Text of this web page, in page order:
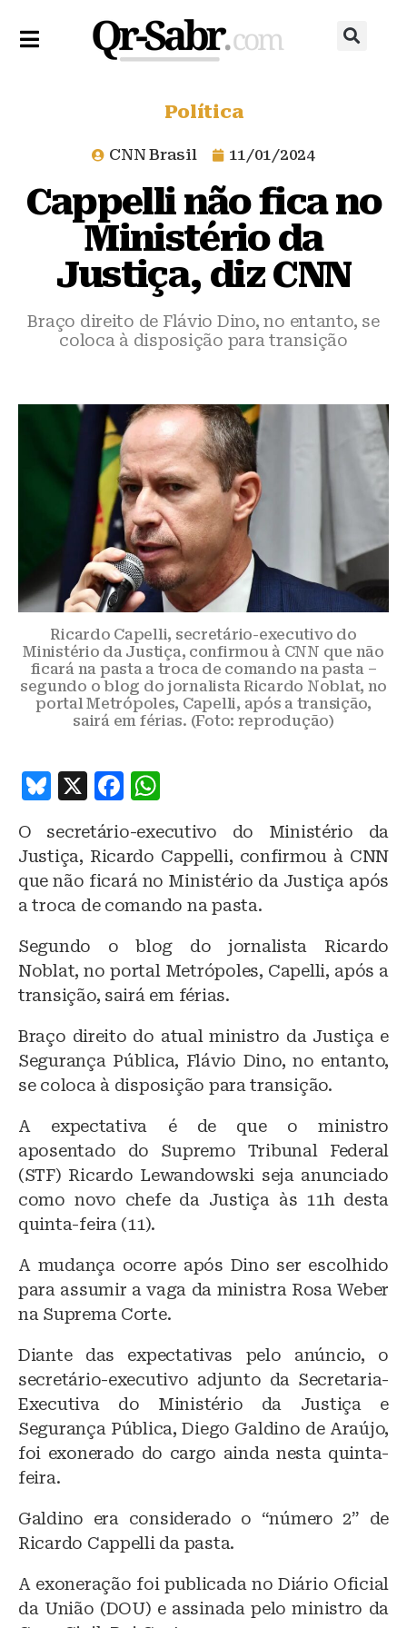
Política
CNN Brasil 11/01/2024
Cappelli não fica no
Ministério da
Justiça, diz CNN
Braço direito de Flávio Dino, no entanto, se
coloca à disposição para transição
Ricardo Capelli, secretário-executivo do
Ministério da Justiça, confirmou à CNN que não
ficará na pasta a troca de comando na pasta –
segundo o blog do jornalista Ricardo Noblat, no
portal Metrópoles, Capelli, após a transição,
sairá em férias. (Foto: reprodução)
B
e
s
k
X
F
c
e
b
o
o
k
at
s
A
p
O secretário-executivo do Ministério da
Justiça, Ricardo Cappelli, confirmou à CNN
que não ficará no Ministério da Justiça após
a troca de comando na pasta.
Segundo o blog do jornalista Ricardo
Noblat, no portal Metrópoles, Capelli, após a
transição, sairá em férias.
Braço direito do atual ministro da Justiça e
Segurança Pública, Flávio Dino, no entanto,
se coloca à disposição para transição.
A expectativa é de que o ministro
aposentado do Supremo Tribunal Federal
(STF) Ricardo Lewandowski seja anunciado
como novo chefe da Justiça às 11h desta
quinta-feira (11).
A mudança ocorre após Dino ser escolhido
para assumir a vaga da ministra Rosa Weber
na Suprema Corte.
Diante das expectativas pelo anúncio, o
secretário-executivo adjunto da Secretaria-
Executiva do Ministério da Justiça e
Segurança Pública, Diego Galdino de Araújo,
foi exonerado do cargo ainda nesta quinta-
feira.
Galdino era considerado o “número 2” de
Ricardo Cappelli da pasta.
A exoneração foi publicada no Diário Oficial
da União (DOU) e assinada pelo ministro da